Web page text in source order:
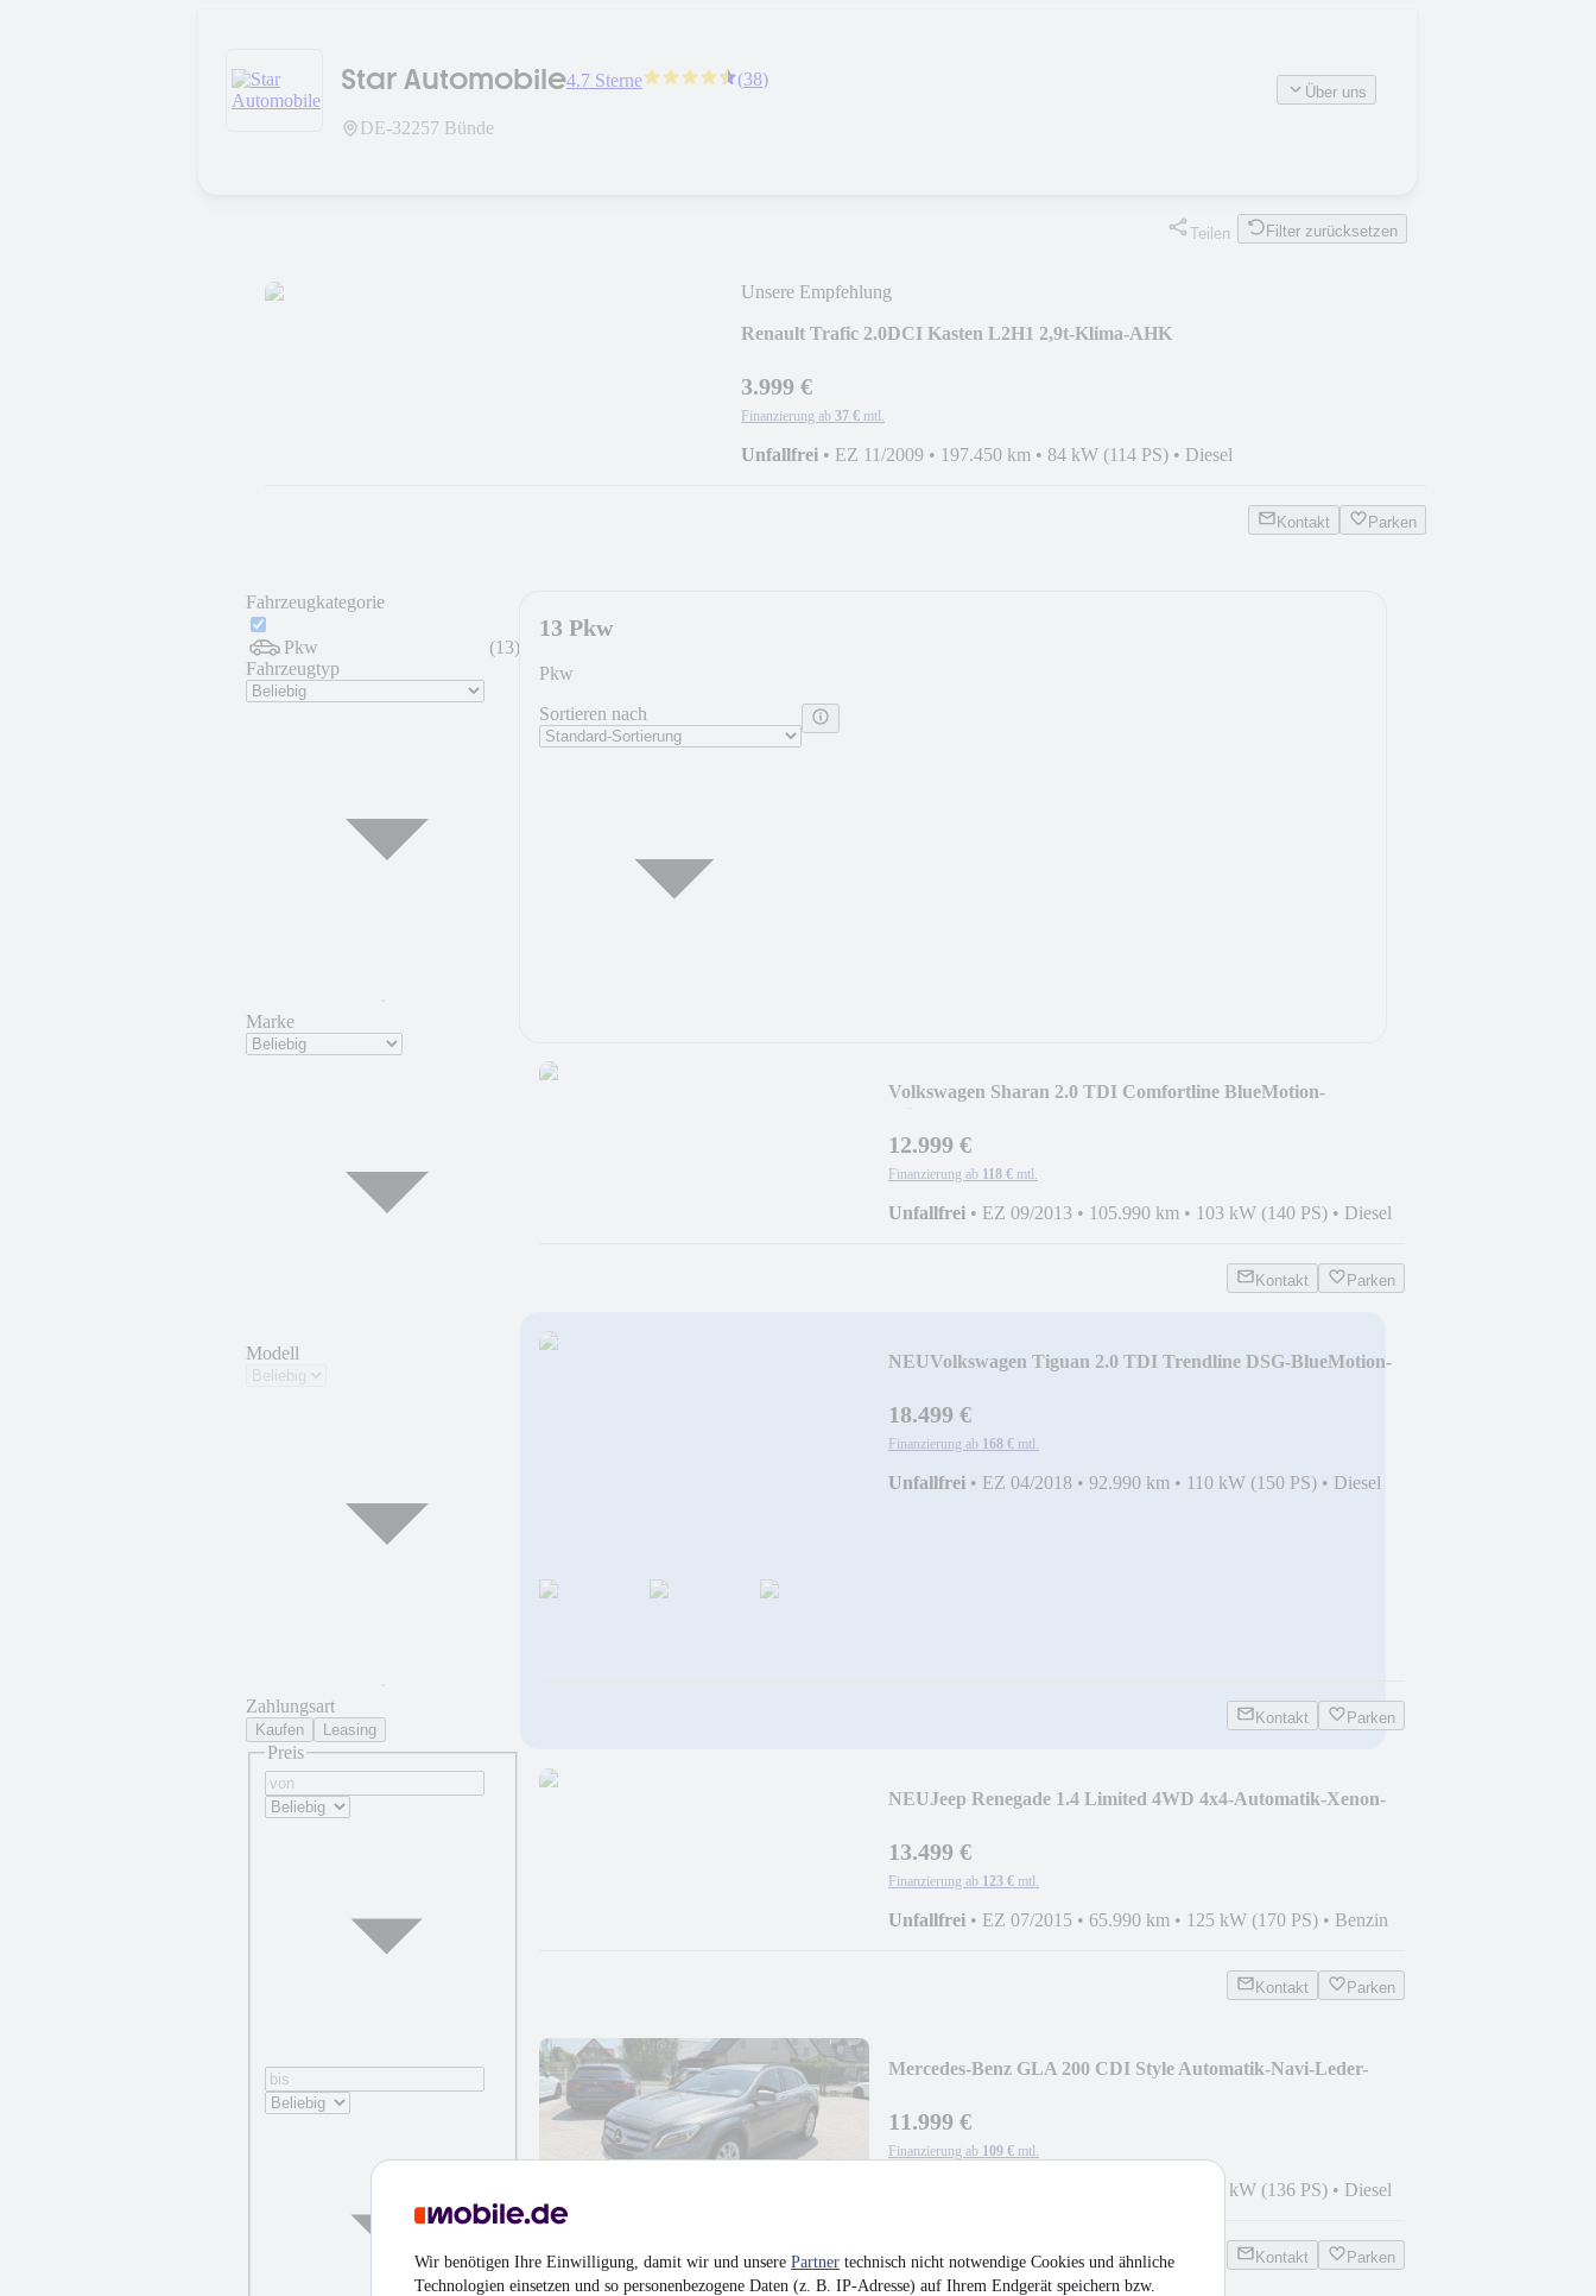
Wir benötigen Ihre Einwilligung, damit wir und unsere Partner technisch nicht notwendige Cookies und ähnliche
Technologien einsetzen und so personenbezogene Daten (z. B. IP-Adresse) auf Ihrem Endgerät speichern bzw.
Star Automobile4.7 Sterne (38)
DE-32257 Bünde
Über uns
Teilen Filter zurücksetzen
Unsere Empfehlung
Renault Trafic 2.0DCI Kasten L2H1 2,9t-Klima-AHK
3.999 €
Finanzierung ab 37 € mtl.
Unfallfrei • EZ 11/2009 • 197.450 km • 84 kW (114 PS) • Diesel
Kontakt Parken
Fahrzeugkategorie
Pkw (13)
Fahrzeugtyp
Marke
Modell
Zahlungsart
Kaufen Leasing
Preis
13 Pkw
Pkw
Sortieren nach
Volkswagen Sharan 2.0 TDI Comfortline BlueMotion-
12.999 €
Finanzierung ab 118 € mtl.
Unfallfrei • EZ 09/2013 • 105.990 km • 103 kW (140 PS) • Diesel
Kontakt Parken
NEUVolkswagen Tiguan 2.0 TDI Trendline DSG-BlueMotion-
18.499 €
Finanzierung ab 168 € mtl.
Unfallfrei • EZ 04/2018 • 92.990 km • 110 kW (150 PS) • Diesel
Kontakt Parken
NEUJeep Renegade 1.4 Limited 4WD 4x4-Automatik-Xenon-
13.499 €
Finanzierung ab 123 € mtl.
Unfallfrei • EZ 07/2015 • 65.990 km • 125 kW (170 PS) • Benzin
Kontakt Parken
Mercedes-Benz GLA 200 CDI Style Automatik-Navi-Leder-
11.999 €
Finanzierung ab 109 € mtl.
100 kW (136 PS) • Diesel
Kontakt Parken